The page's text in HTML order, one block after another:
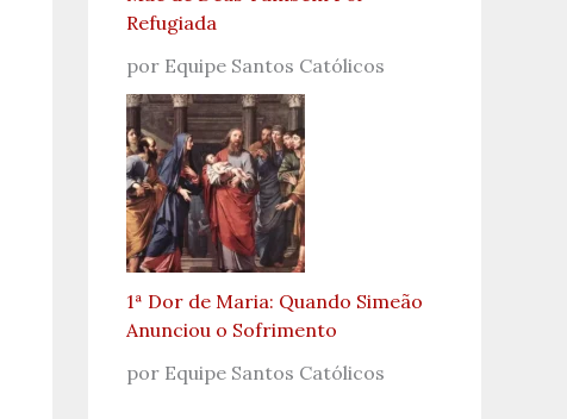
Refugiada
por Equipe Santos Católicos
1ª Dor de Maria: Quando Simeão
Anunciou o Sofrimento
por Equipe Santos Católicos